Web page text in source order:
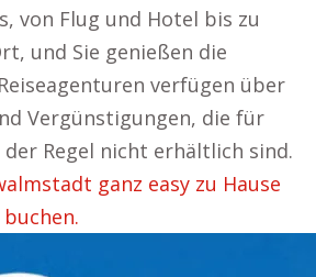
von Flug und Hotel bis zu
und Sie genießen die
verfügen über
Vergünstigungen, die für
der Regel nicht erhältlich sind.
ganz easy zu Hause